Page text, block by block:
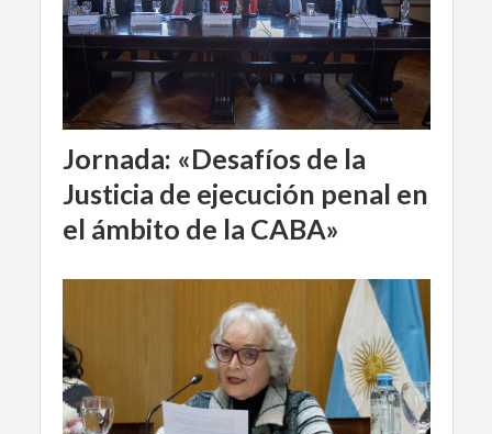
Jornada: «Desafíos de la
Justicia de ejecución penal en
el ámbito de la CABA»